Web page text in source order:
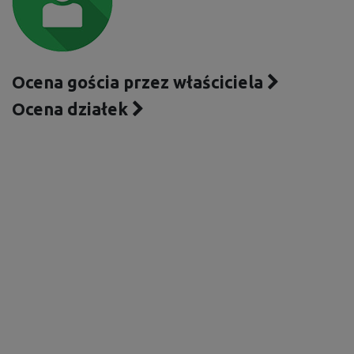
Ocena gościa przez właściciela
Ocena działek